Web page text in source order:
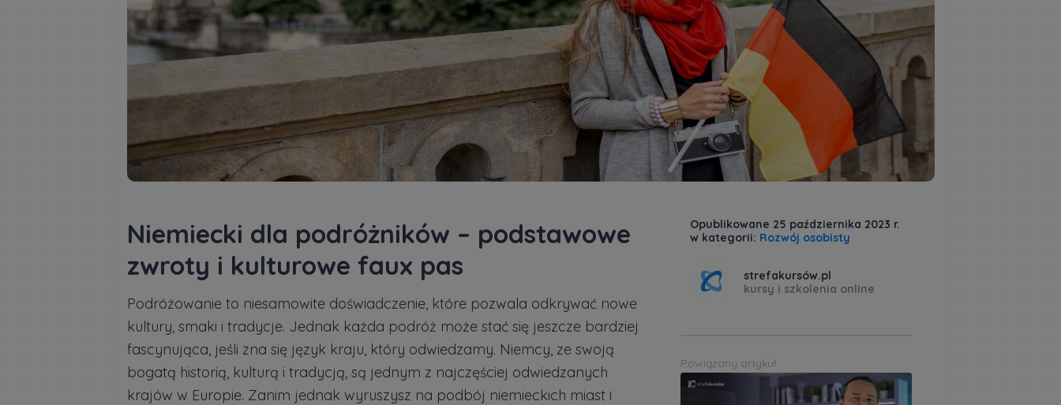
Niemiecki dla podróżników – podstawowe
zwroty i kulturowe faux pas
Podróżowanie to niesamowite doświadczenie, które pozwala odkrywać nowe
kultury, smaki i tradycje. Jednak każda podróż może stać się jeszcze bardziej
fascynująca, jeśli zna się język kraju, który odwiedzamy. Niemcy, ze swoją
bogatą historią, kulturą i tradycją, są jednym z najczęściej odwiedzanych
krajów w Europie. Zanim jednak wyruszysz na podbój niemieckich miast i
Opublikowane 25 października 2023 r.
w kategorii: Rozwój osobisty
strefakursów.pl
kursy i szkolenia online
Powiązany artykuł